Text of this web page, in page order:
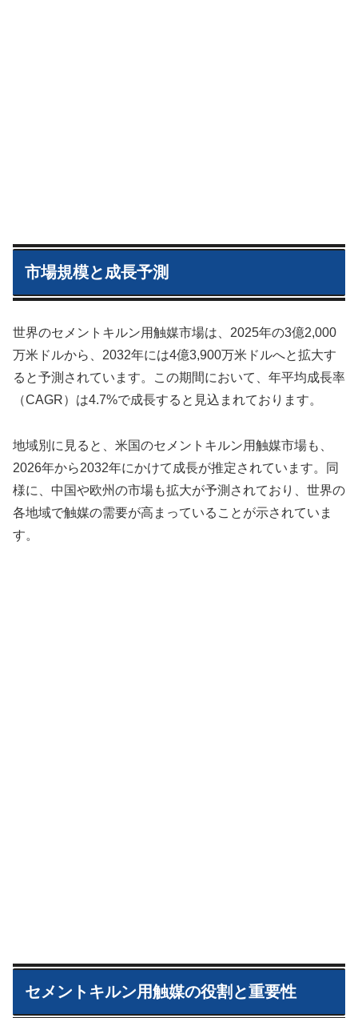
市場規模と成長予測
世界のセメントキルン用触媒市場は、2025年の3億2,000
万米ドルから、2032年には4億3,900万米ドルへと拡大す
ると予測されています。この期間において、年平均成長率
（CAGR）は4.7%で成長すると見込まれております。
地域別に見ると、米国のセメントキルン用触媒市場も、
2026年から2032年にかけて成長が推定されています。同
様に、中国や欧州の市場も拡大が予測されており、世界の
各地域で触媒の需要が高まっていることが示されていま
す。
セメントキルン用触媒の役割と重要性